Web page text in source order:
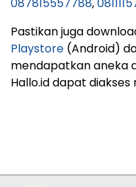
087815557788,
Pastikan juga
Playstore (Android)
mendapatkan aneka
Hallo.id dapat diakses